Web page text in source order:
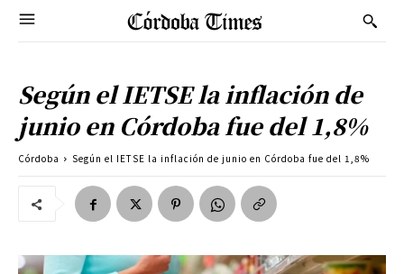
Según el IETSE la inflación de
junio en Córdoba fue del 1,8%
Córdoba Según el IETSE la inflación de junio en Córdoba fue del 1,8%